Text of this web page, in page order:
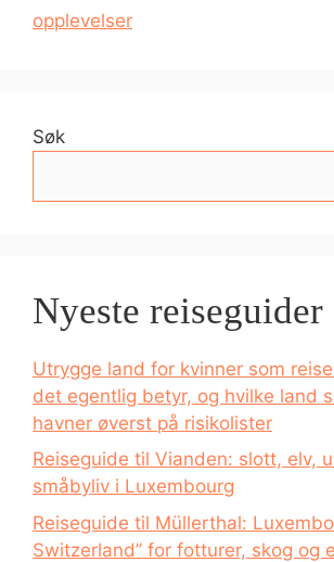
opplevelser
Søk
Nyeste reiseguider
Utrygge land for kvinner som
det egentlig betyr, og hvilke land
havner øverst på risikolister
Reiseguide til Vianden: slott, elv,
småbyliv i Luxembourg
Reiseguide til Müllerthal:
Switzerland” for fotturer, skog og